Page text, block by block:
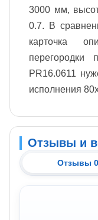
3000 мм,
0.7. В
карточка
PR16.0611
исполнения
Отзывы и
Отзывы 0